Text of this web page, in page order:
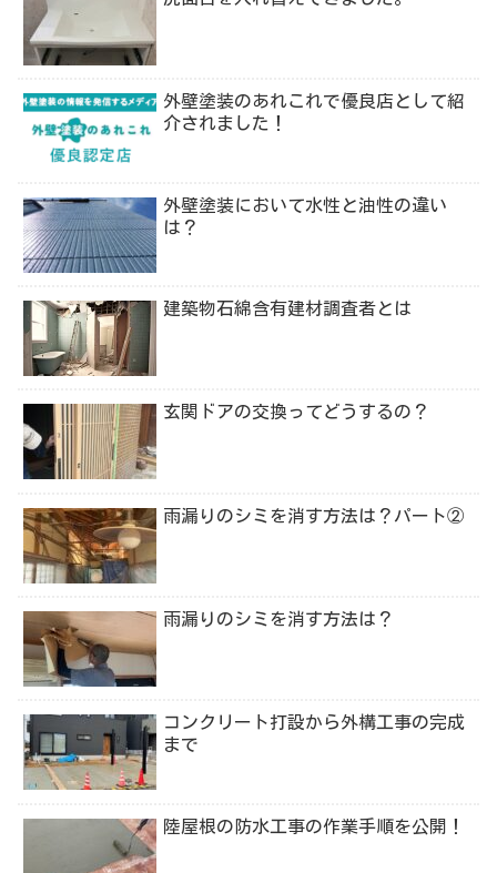
外壁塗装のあれこれで優良店として紹
介されました！
外壁塗装において水性と油性の違い
は？
建築物石綿含有建材調査者とは
玄関ドアの交換ってどうするの？
雨漏りのシミを消す方法は？パート②
雨漏りのシミを消す方法は？
コンクリート打設から外構工事の完成
まで
陸屋根の防水工事の作業手順を公開！